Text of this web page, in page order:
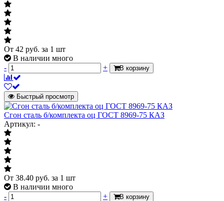
От 42 руб. за 1 шт
В наличии много
-
+ В корзину
Быстрый просмотр
Сгон сталь б/комплекта оц ГОСТ 8969-75 КАЗ
Артикул: -
От 38.40 руб. за 1 шт
В наличии много
-
+ В корзину